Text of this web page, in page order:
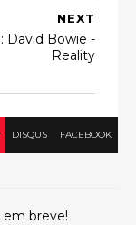
NEXT
David Bowie -
Reality
DISQUS FACEBOOK
breve!